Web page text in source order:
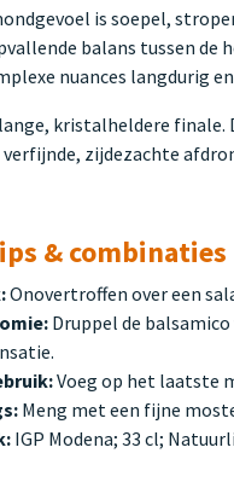
is soepel,
balans tussen
nuances langdurig
kristalheldere finale.
verfijnde, zijdezachte
& combinaties
Onovertroffen over een
Druppel de
Voeg op het laatste
Meng met een fijne
IGP Modena; 33 cl;